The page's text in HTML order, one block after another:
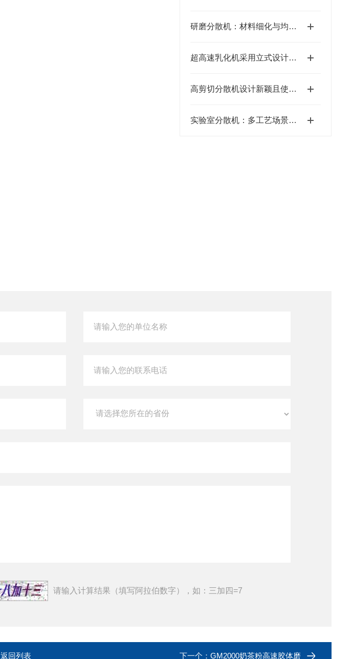
研磨分散机：材料细化与均质的高效设备
超高速乳化机采用立式设计，易于清洗
高剪切分散机设计新颖且使用安全
实验室分散机：多工艺场景的“全能助手”
请输入计算结果（填写阿拉伯数字），如：三加四=7
返回列表 下一个： GM2000奶茶粉高速胶体磨